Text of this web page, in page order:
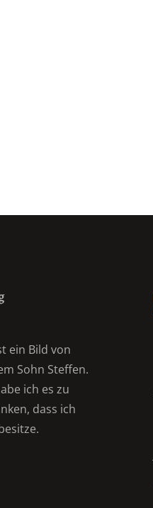
ein Bild von
Sohn Steffen.
ich es zu
dass ich